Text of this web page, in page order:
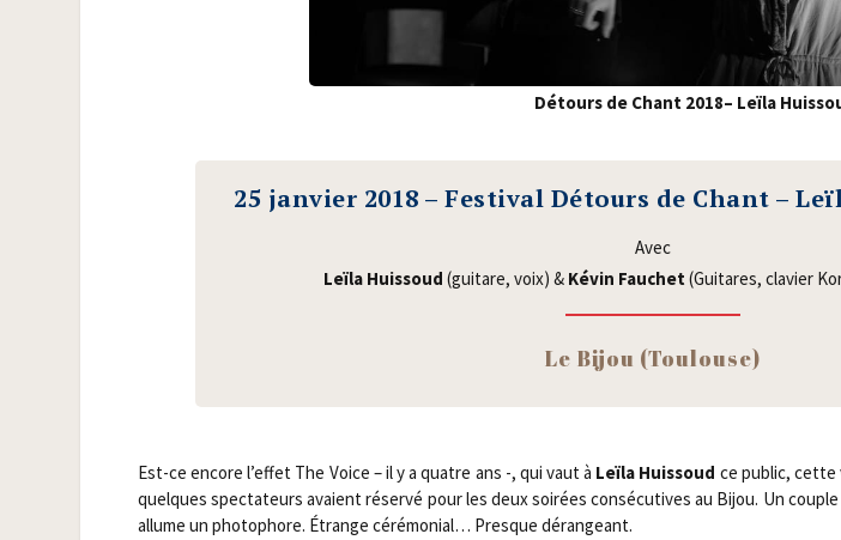
Détours de Chant 2018– Leï­la
25 janvier 2018 – Festival Détours de Chant –
Avec
Leï­la Huis­soud(gui­tare, voix) & Kévin Fau­chet(Gui­tares, cla­vier
Le Bijou (Tou­louse)
Est-ce encore l’effet The Voice – il y a quatre ans -, qui vaut à Leï­la Huis­soud ce public, cette
quelques spec­ta­teurs avaient réser­vé pour les deux soi­rées consé­cu­tives au Bijou. Un
allume un pho­to­phore. Étrange céré­mo­nial… Presque dérangeant.